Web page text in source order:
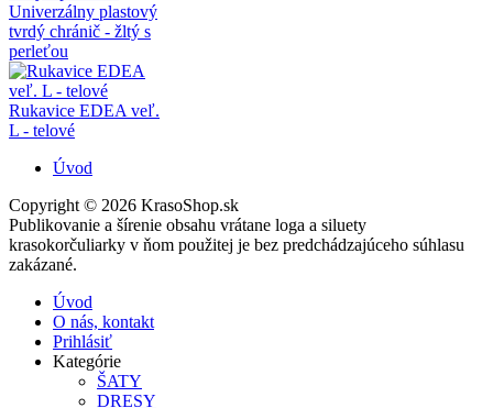
Univerzálny plastový
tvrdý chránič - žltý s
perleťou
Rukavice EDEA veľ.
L - telové
Úvod
Copyright © 2026 KrasoShop.sk
Publikovanie a šírenie obsahu vrátane loga a siluety
krasokorčuliarky v ňom použitej je bez predchádzajúceho súhlasu
zakázané.
Úvod
O nás, kontakt
Prihlásiť
Kategórie
ŠATY
DRESY